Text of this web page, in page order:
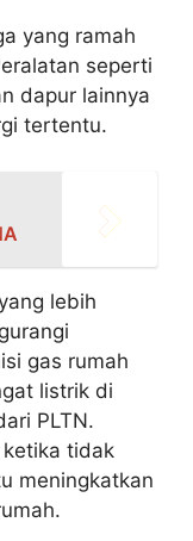
yang ramah
seperti
dapur lainnya
tertentu.
lebih
gas rumah
listrik di
PLTN.
tidak
meningkatkan